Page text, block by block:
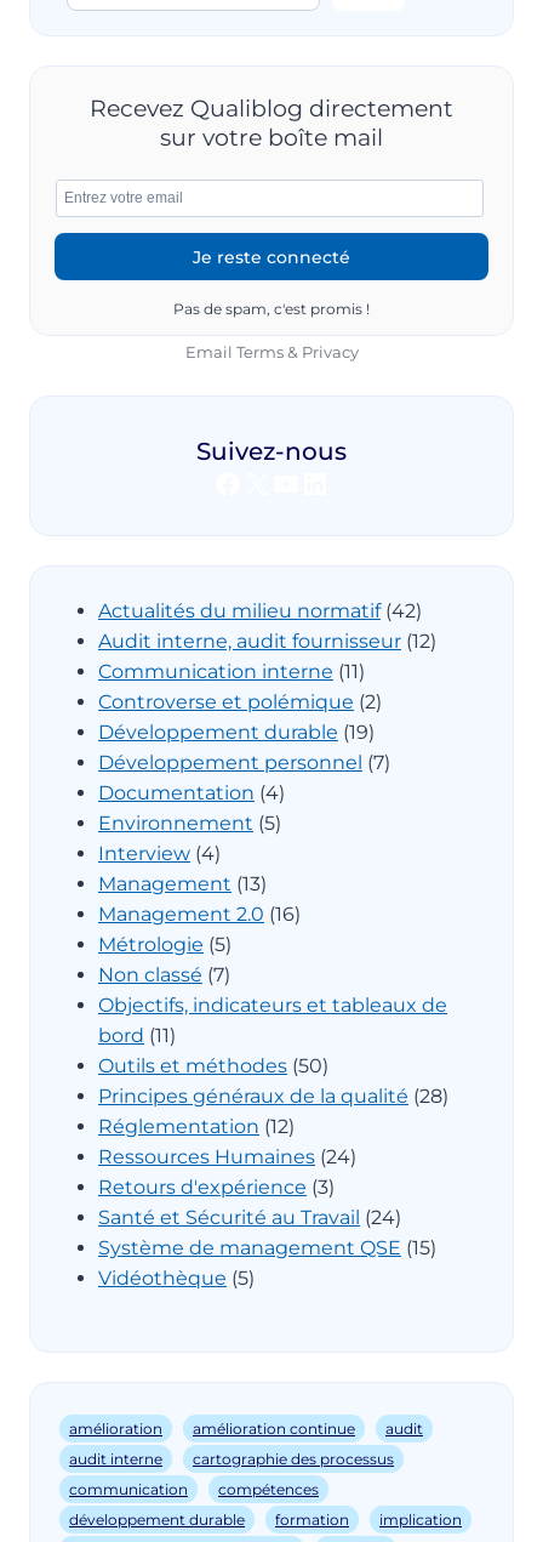
Recevez Qualiblog directement
sur votre boîte mail
Pas de spam, c'est promis !
Email Terms& Privacy
Suivez-nous
Actualités du milieu normatif(42)
Audit interne, audit fournisseur (12)
Communication interne (11)
Controverse et polémique (2)
Développement durable (19)
Développement personnel (7)
Documentation (4)
Environnement (5)
Interview (4)
Management (13)
Management 2.0 (16)
Métrologie (5)
Non classé (7)
Objectifs, indicateurs et tableaux de
bord (11)
Outils et méthodes (50)
Principes généraux de la qualité (28)
Réglementation (12)
Ressources Humaines (24)
Retours d'expérience (3)
Santé et Sécurité au Travail (24)
Système de management QSE (15)
Vidéothèque (5)
amélioration amélioration continue
audit
audit interne
cartographie des processus
communication
compétences
développement durable
formation
implication